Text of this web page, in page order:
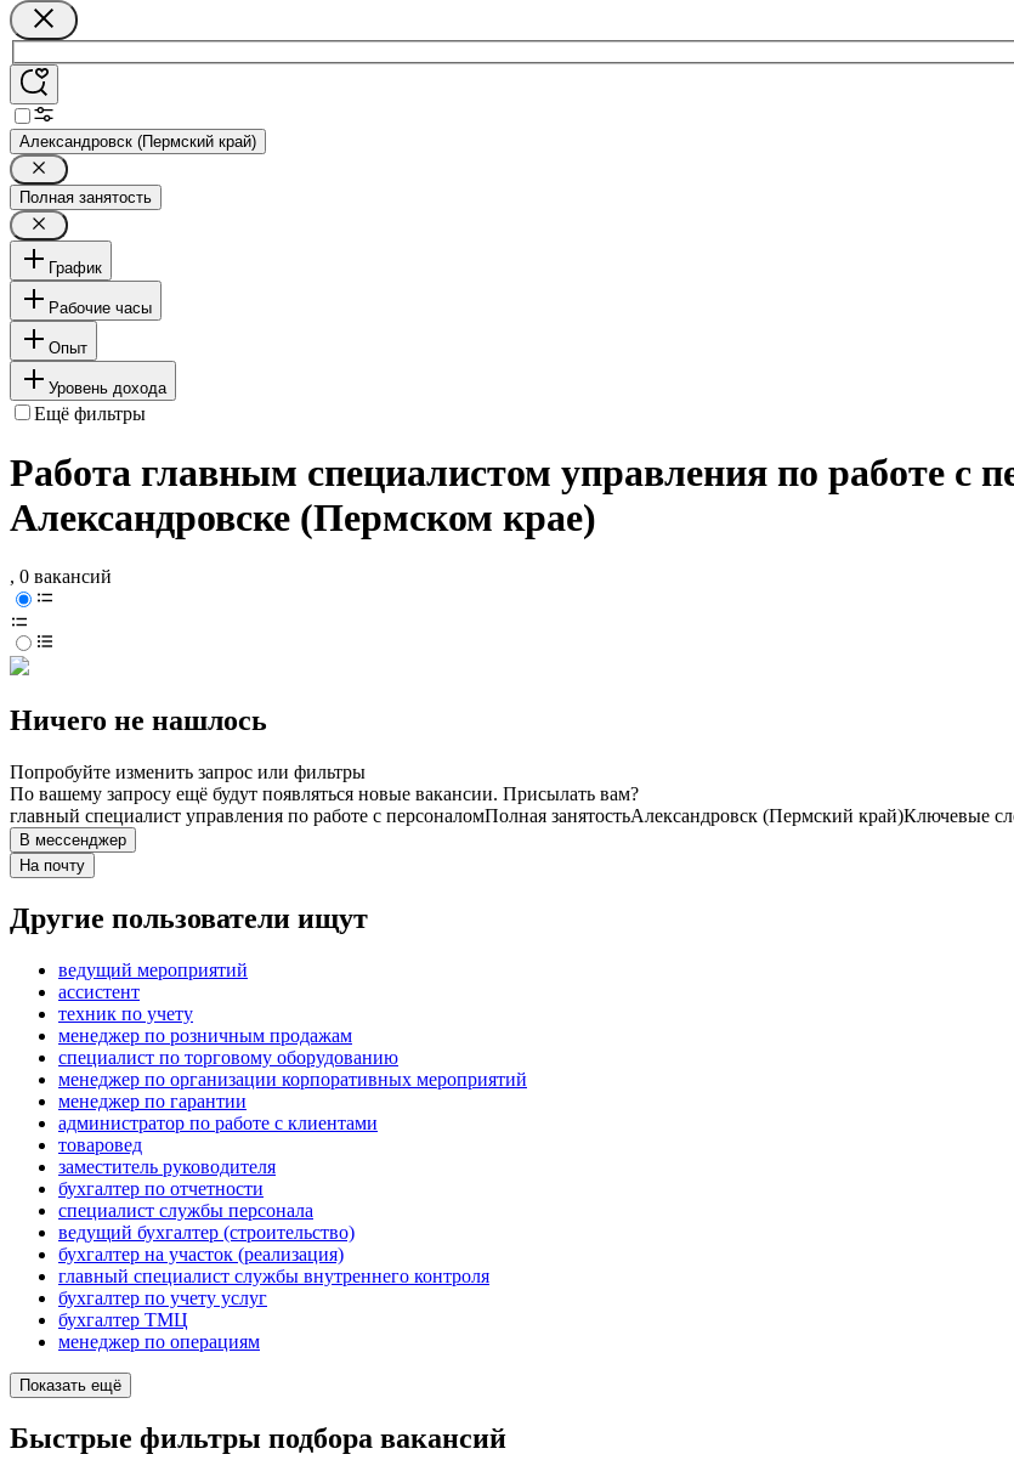
Александровск (Пермский край)
Полная занятость
График
Рабочие часы
Опыт
Уровень дохода
Ещё фильтры
Работа главным специалистом управления по работе с
Александровске (Пермском крае)
, 0 вакансий
Ничего не нашлось
Попробуйте изменить запрос или фильтры
По вашему запросу ещё будут появляться новые вакансии. Присылать вам?
главный специалист управления по работе с персоналомПолная занятостьАлександровск (Пермский край)Ключевые
В мессенджер
На почту
Другие пользователи ищут
ведущий мероприятий
ассистент
техник по учету
менеджер по розничным продажам
специалист по торговому оборудованию
менеджер по организации корпоративных мероприятий
менеджер по гарантии
администратор по работе с клиентами
товаровед
заместитель руководителя
бухгалтер по отчетности
специалист службы персонала
ведущий бухгалтер (строительство)
бухгалтер на участок (реализация)
главный специалист службы внутреннего контроля
бухгалтер по учету услуг
бухгалтер ТМЦ
менеджер по операциям
Показать ещё
Быстрые фильтры подбора вакансий